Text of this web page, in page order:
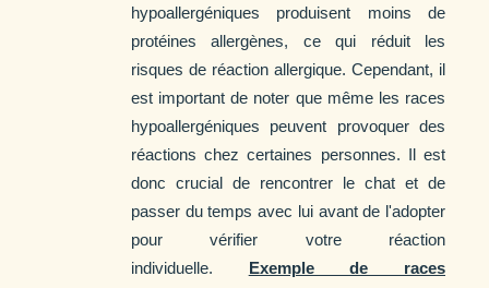
hypoallergéniques produisent moins de
protéines allergènes, ce qui réduit les
risques de réaction allergique. Cependant, il
est important de noter que même les races
hypoallergéniques peuvent provoquer des
réactions chez certaines personnes. Il est
donc crucial de rencontrer le chat et de
passer du temps avec lui avant de l'adopter
pour vérifier votre réaction
individuelle. Exemple de races